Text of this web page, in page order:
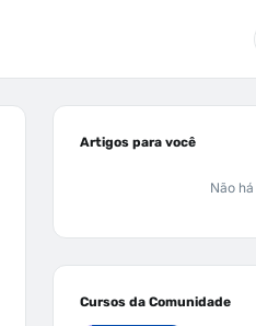
Artigos para você
Não
Cursos da Comunidade